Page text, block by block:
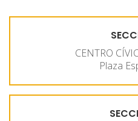
CENTRO
Plaza